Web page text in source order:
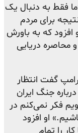
فقط به دنبال یک
برای مردم
افزود که به باورش
و محاصره دریایی
گفت انتظار
درباره جنگ ایران
فکر نمی‌کنم در
او افزود